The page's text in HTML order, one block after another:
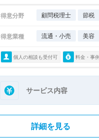
得意分野 顧問税理士 節税
得意業種 流通・小売 美容
個人の相談も受付可 料金・事
サービス内容
詳細を見る